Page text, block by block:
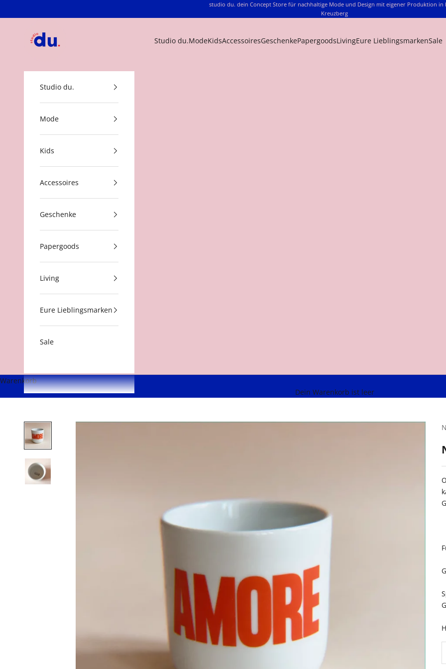
studio du. dein Concept Store für nachhaltige Mode und Design mit eigener Produktion in
Kreuzberg
Studio du.ModeKidsAccessoiresGeschenkePapergoodsLivingEure LieblingsmarkenSale
Studio du.
Mode
Kids
Accessoires
Geschenke
Papergoods
Living
Eure Lieblingsmarken
Sale
Warenkorb
Dein Warenkorb ist leer